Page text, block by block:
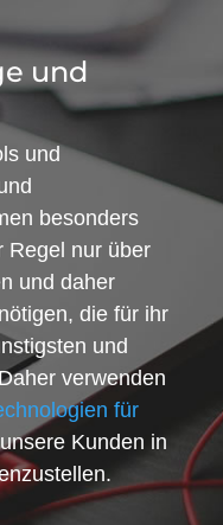
und
und
besonders
Regel nur über
und daher
die für ihr
und
verwenden
für
Kunden in